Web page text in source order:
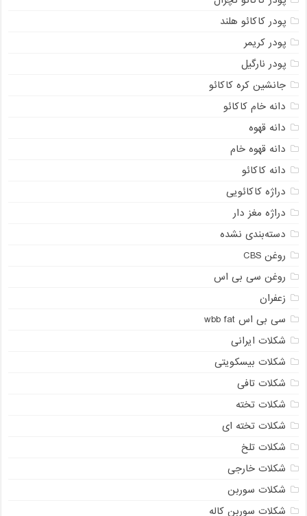
پودر کاکائو هلند
پودر کریمر
پودر نارگیل
جانشین کره کاکائو
دانه خام کاکائو
دانه قهوه
دانه قهوه خام
دانه کاکائو
دراژه کاکائویی
دراژه مغز دار
دسته‌بندی نشده
روغن CBS
روغن سی بی اس
زعفران
سی بی اس wbb fat
شکلات ایرانی
شکلات بیسکویتی
شکلات تافی
شکلات تخته
شکلات تخته ای
شکلات تلخ
شکلات خارجی
شکلات سوربن
شکلات سوربن کاله